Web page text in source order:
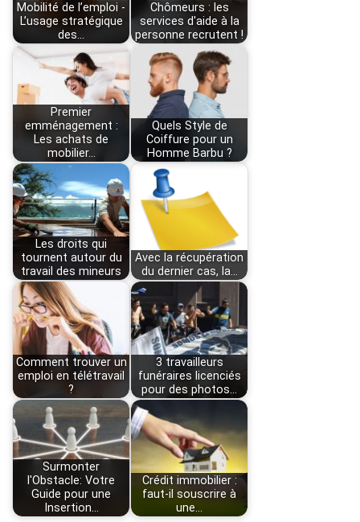
Mobilité de l’emploi -
L’usage stratégique
des…
Chômeurs : les
services d'aide à la
personne recrutent !
Premier
emménagement :
Les achats de
mobilier…
Quels Style de
Coiffure pour un
Homme Barbu ?
Les droits qui
tournent autour du
travail des mineurs
Avec la récupération
du dernier cas, la…
Comment trouver un
emploi en télétravail
?
3 travailleurs
funéraires licenciés
pour des photos…
Surmonter
l'Obstacle: Votre
Guide pour une
Insertion…
Crédit immobilier :
faut-il souscrire à
une…